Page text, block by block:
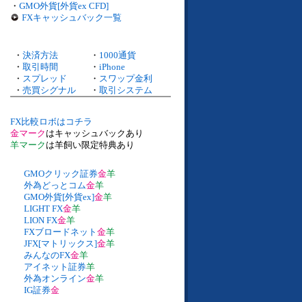
・ GMO外貨[外貨ex CFD]
FXキャッシュバック一覧
・ 決済方法 ・ 1000通貨
・ 取引時間 ・ iPhone
・ スプレッド ・ スワップ金利
・ 売買シグナル ・ 取引システム
FX比較ロボはコチラ
金マーク はキャッシュバックあり
羊マーク は羊飼い限定特典あり
GMOクリック証券金羊
外為どっとコム金羊
GMO外貨[外貨ex]金羊
LIGHT FX金羊
LION FX金羊
FXブロードネット 金羊
JFX[マトリックス]金羊
みんなのFX金羊
アイネット証券羊
外為オンライン金羊
IG証券金